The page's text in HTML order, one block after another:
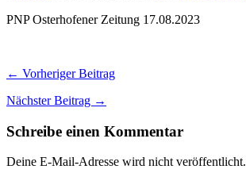
PNP Osterhofener Zeitung 17.08.2023
← Vorheriger Beitrag
Nächster Beitrag →
Schreibe einen Kommentar
Deine E-Mail-Adresse wird nicht veröffentlicht.